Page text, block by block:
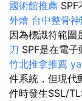
國術館推薦
外燴 台中整骨
因為標識符範圍
刀 SPF是在電子
竹北推拿推薦
件系統，但現代
件時發生SSL/